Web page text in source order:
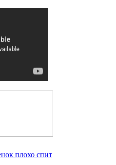
плохо спит